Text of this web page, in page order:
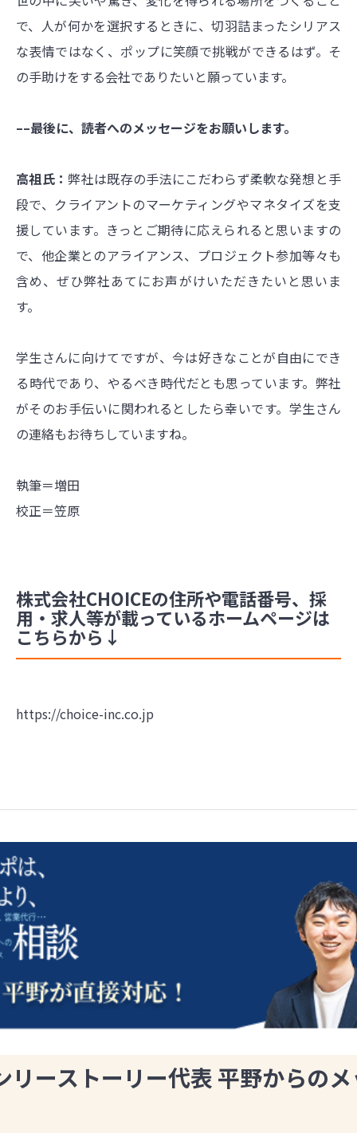
で、人が何かを選択するときに、切羽詰まったシリアス
な表情ではなく、ポップに笑顔で挑戦ができるはず。そ
の手助けをする会社でありたいと願っています。
––最後に、読者へのメッセージをお願いします。
高祖氏：弊社は既存の手法にこだわらず柔軟な発想と手
段で、クライアントのマーケティングやマネタイズを支
援しています。きっとご期待に応えられると思いますの
で、他企業とのアライアンス、プロジェクト参加等々も
含め、ぜひ弊社あてにお声がけいただきたいと思いま
す。
学生さんに向けてですが、今は好きなことが自由にでき
る時代であり、やるべき時代だとも思っています。弊社
がそのお手伝いに関われるとしたら幸いです。学生さん
の連絡もお待ちしていますね。
執筆＝増田
校正＝笠原
株式会社CHOICEの住所や電話番号、採
用・求人等が載っているホームページは
こちらから↓
https://choice-inc.co.jp
リーストーリー代表 平野からの